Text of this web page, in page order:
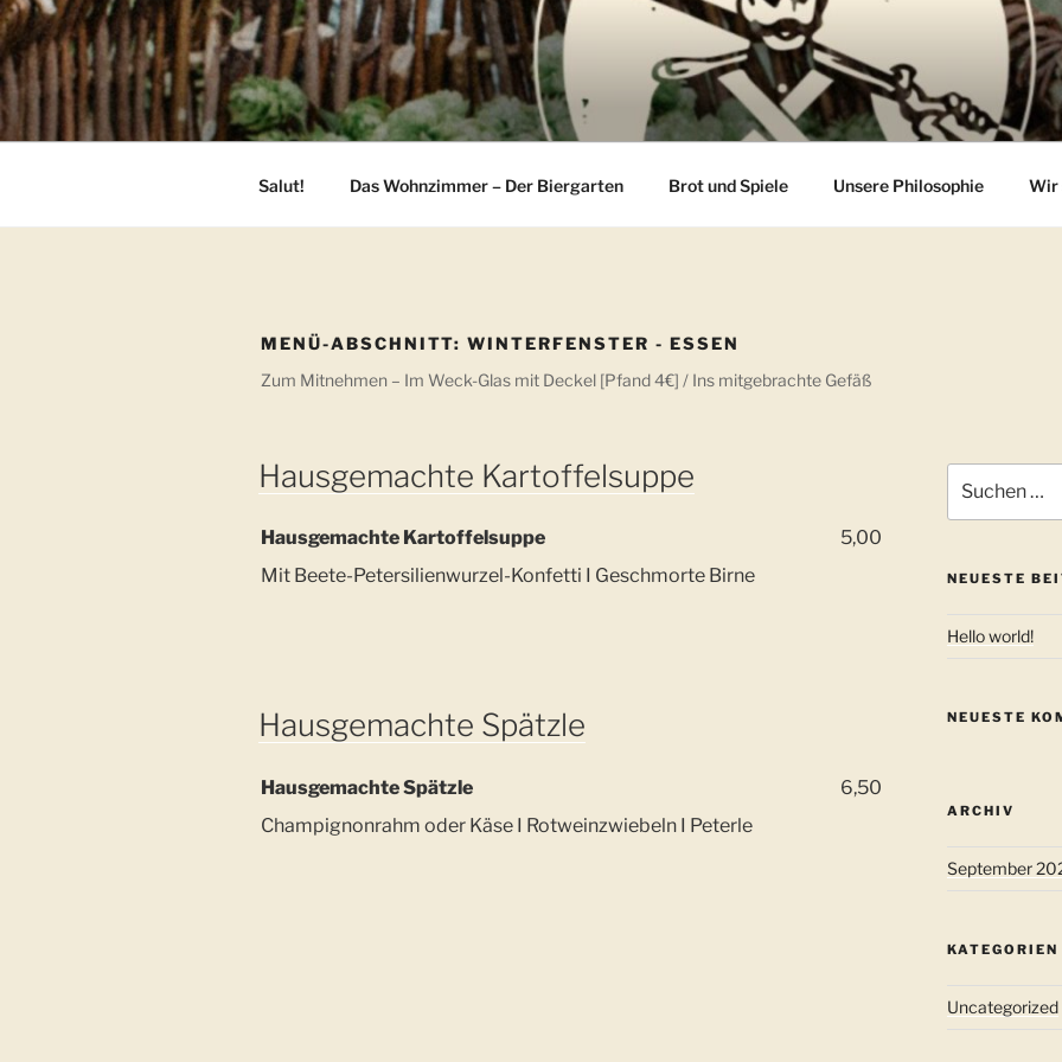
Zum
Inhalt
springen
Salut! Das Wohnzimmer – Der Biergarten Brot und Spiele Unsere Philosophie Wir
MENÜ-ABSCHNITT:WINTERFENSTER - ESSEN
Zum Mitnehmen – Im Weck-Glas mit Deckel [Pfand 4€] / Ins mitgebrachte Gefäß
Hausgemachte Kartoffelsuppe
Hausgemachte Kartoffelsuppe
5,00
Mit Beete-Petersilienwurzel-Konfetti I Geschmorte Birne
Hausgemachte Spätzle
Hausgemachte Spätzle
6,50
Champignonrahm oder Käse I Rotweinzwiebeln I Peterle
nach:
NEUESTE
Hello world!
NEUESTE
ARCHIV
September
KATEGORIEN
Uncategorized